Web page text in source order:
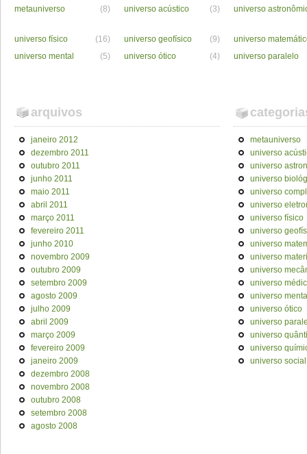
metauniverso (8) universo acústico (3) universo
universo físico (16) universo geofísico (9)
universo
universo mental
(5) universo ótico (4) universo paralelo
arquivos
janeiro 2012
dezembro 2011
outubro 2011
junho 2011
maio 2011
abril 2011
março 2011
fevereiro 2011
junho 2010
novembro 2009
outubro 2009
setembro 2009
agosto 2009
julho 2009
abril 2009
março 2009
fevereiro 2009
janeiro 2009
dezembro 2008
novembro 2008
outubro 2008
setembro 2008
agosto 2008
metauniverso
universo
universo
universo
universo
universo
universo físico
universo
universo
universo
universo
universo
universo
universo ótico
universo
universo
universo
universo social